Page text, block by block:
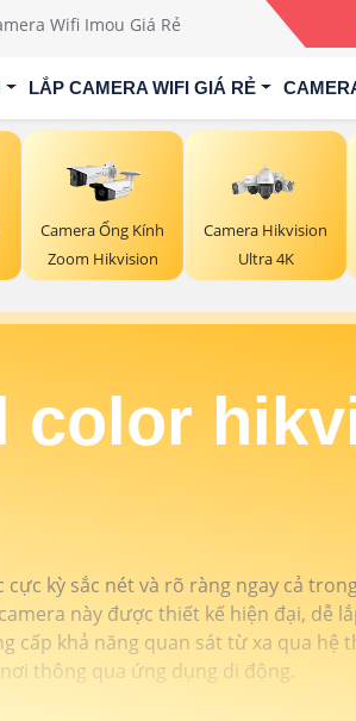
Wifi Imou Giá Rẻ
LẮP CAMERA WIFI GIÁ RẺ
Camera Ống Kính
Zoom Hikvision
Camera Hikvision
Ultra 4K
color
kỳ sắc nét và rõ ràng ngay cả
này được thiết kế hiện đại, dễ
cấp khả năng quan sát từ xa qua
thông qua ứng dụng di động.